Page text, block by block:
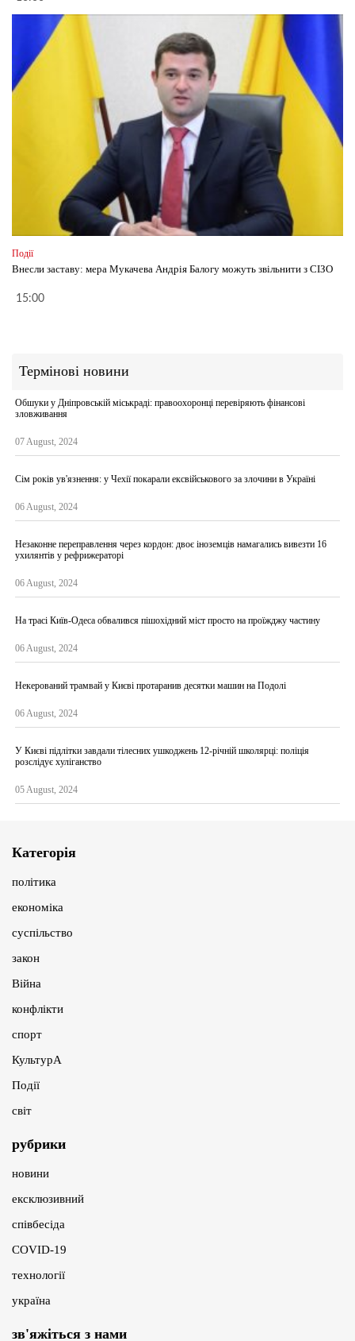
Події
Внесли заставу: мера Мукачева Андрія Балогу можуть звільнити з СІЗО
15:00
Термінові новини
Обшуки у Дніпровській міськраді: правоохоронці перевіряють фінансові
зловживання
07 August, 2024
Сім років ув'язнення: у Чехії покарали ексвійськового за злочини в Україні
06 August, 2024
Незаконне переправлення через кордон: двоє іноземців намагались вивезти 16
ухилянтів у рефрижераторі
06 August, 2024
На трасі Київ-Одеса обвалився пішохідний міст просто на проїжджу частину
06 August, 2024
Некерований трамвай у Києві протаранив десятки машин на Подолі
06 August, 2024
У Києві підлітки завдали тілесних ушкоджень 12-річній школярці: поліція
розслідує хуліганство
05 August, 2024
Категорія
політика
економіка
суспільство
закон
Війна
конфлікти
спорт
КультурА
Події
світ
рубрики
новини
ексклюзивний
співбесіда
COVID-19
технології
україна
зв'яжіться з нами